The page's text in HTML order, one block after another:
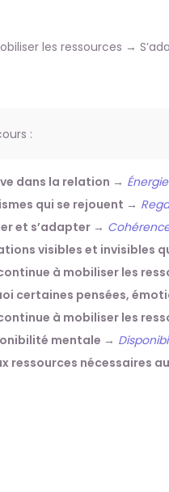
les ressources →
:
dans la relation → Énergie
qui se rejouent →
et s’adapter →
visibles et invisibles
à mobiliser les
certaines pensées,
à mobiliser les
mentale →
ressources nécessaires